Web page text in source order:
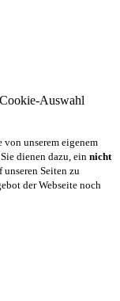
Auswahl
von unserem eigenem
dienen dazu, ein nicht
Seiten zu
der Webseite noch